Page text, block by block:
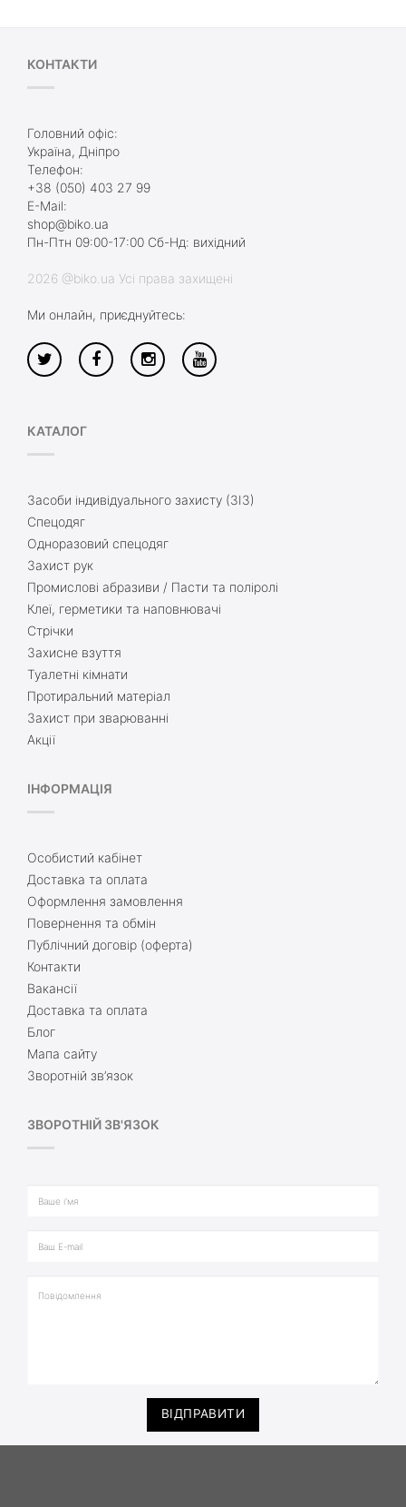
КОНТАКТИ
Головний офіс:
Україна, Дніпро
Телефон:
+38 (050) 403 27 99
E-Mail:
shop@biko.ua
Пн-Птн 09:00-17:00 Сб-Нд: вихідний
2026 @biko.ua Усі права захищені
Ми онлайн, приєднуйтесь:
КАТАЛОГ
Засоби індивідуального захисту (ЗІЗ)
Спецодяг
Одноразовий спецодяг
Захист рук
Промислові абразиви / Пасти та поліролі
Клеї, герметики та наповнювачі
Стрічки
Захисне взуття
Туалетні кімнати
Протиральний матеріал
Захист при зварюванні
Акції
ІНФОРМАЦІЯ
Особистий кабінет
Доставка та оплата
Оформлення замовлення
Повернення та обмін
Публічний договір (оферта)
Контакти
Вакансії
Доставка та оплата
Блог
Мапа сайту
Зворотній зв’язок
ЗВОРОТНІЙ ЗВ'ЯЗОК
ВІДПРАВИТИ